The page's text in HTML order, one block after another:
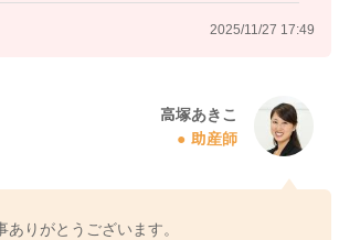
2025/11/27 17:49
高塚あきこ
助産師
りがとうございます。